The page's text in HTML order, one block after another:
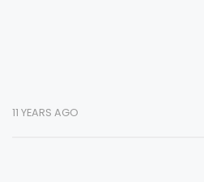
11 YEARS AGO